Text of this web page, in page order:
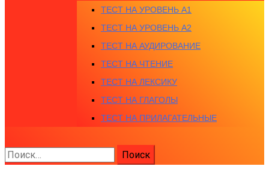
ТЕСТ НА УРОВЕНЬ A1
ТЕСТ НА УРОВЕНЬ A2
ТЕСТ НА АУДИРОВАНИЕ
ТЕСТ НА ЧТЕНИЕ
ТЕСТ НА ЛЕКСИКУ
ТЕСТ НА ГЛАГОЛЫ
ТЕСТ НА ПРИЛАГАТЕЛЬНЫЕ
Найти: